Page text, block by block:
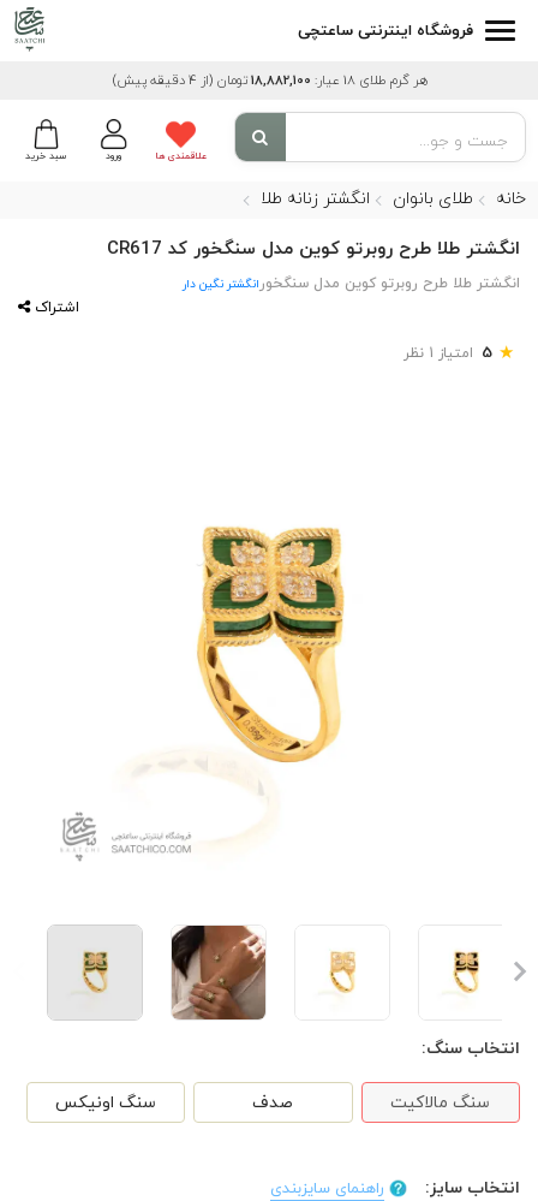
فروشگاه اینترنتی ساعتچی
هر گرم طلای 18 عیار: 18,882,100 تومان (از 4 دقیقه پیش)
سبد خرید ورود علاقمندی ها
خانه طلای بانوان انگشتر زنانه طلا
انگشتر طلا طرح روبرتو کوین مدل سنگخور کد CR617
انگشتر طلا طرح روبرتو کوین مدل سنگخور انگشتر نگین دار
اشتراک
★
5 امتیاز 1 نظر
انتخاب سنگ:
سنگ مالاکیت صدف سنگ اونیکس
انتخاب سایز: راهنمای سایزبندی